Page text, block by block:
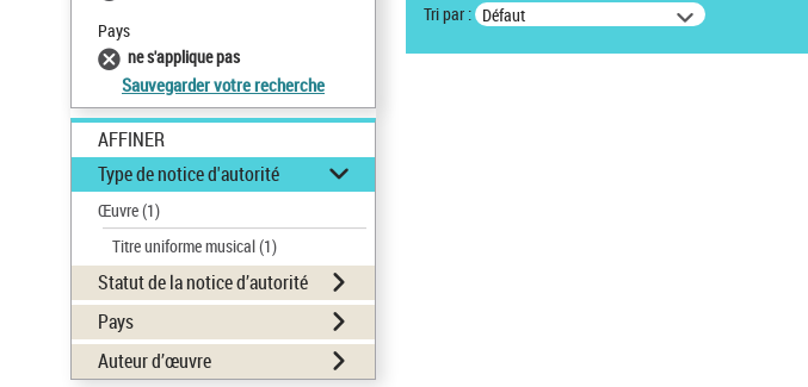
Pays
ne s'applique pas
Sauvegarder votre recherche
AFFINER
Type de notice d'autorité
Œuvre(1)
Titre uniforme musical(1)
Statut de la notice d’autorité
Pays
Auteur d’œuvre
Tri par : Défaut